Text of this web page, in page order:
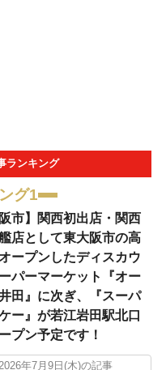
ランキング
グ1
阪市】関西初出店・関西
店として東大阪市の高
ープンしたディスカウ
パーマーケット『オー
田』に次ぎ、『スーパ
ー』が若江岩田駅北口
プン予定です！
年7月9日(木)の記事